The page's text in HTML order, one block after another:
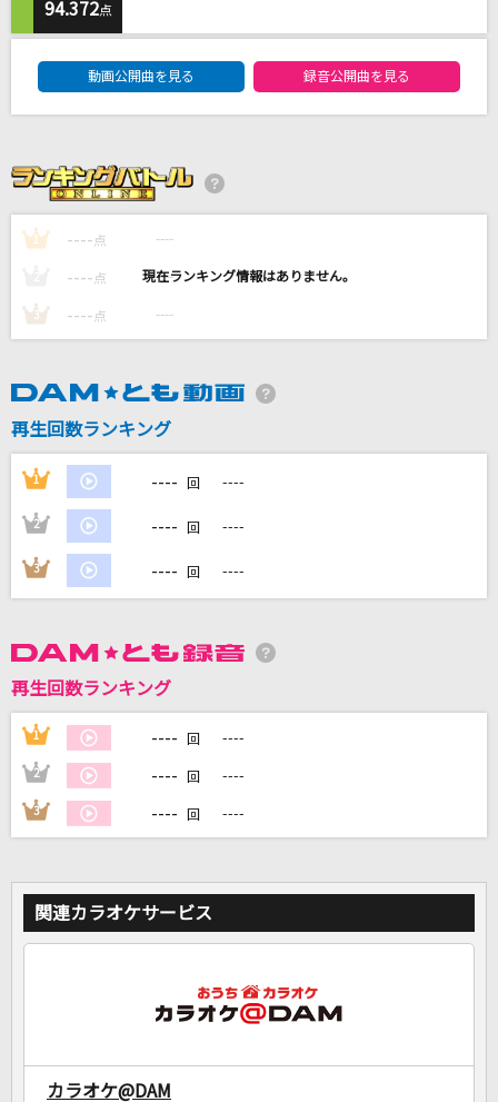
ロミオとシンデレラ(Game Version)
好きじゃないよ
ヤングスキニー
けもももももも！
にゃんぐこ～ん
レミオロメン
カラオケ最新情報をチェック！
DAMに会員登録・ログインして
家族や友達と一緒に！練習にも！
94.372点
動画公開曲を見る 録音公開曲を見る
1 ---- 点 ----
---- 点 ----
3 ---- 点 ----
再生回数ランキング
1 ---- 回 ----
2 ---- 回 ----
3 ---- 回 ----
再生回数ランキング
1 ---- 回 ----
2 ---- 回 ----
3 ---- 回 ----
関連カラオケサービス
カラオケ@DAM